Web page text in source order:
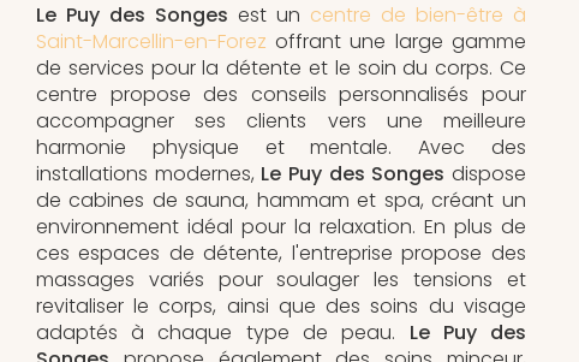
Le Puy des Songes est un centre de bien-être à
Saint-Marcellin-en-Forez offrant une large gamme
de services pour la détente et le soin du corps. Ce
centre propose des conseils personnalisés pour
accompagner ses clients vers une meilleure
harmonie physique et mentale. Avec des
installations modernes, Le Puy des Songes dispose
de cabines de sauna, hammam et spa, créant un
environnement idéal pour la relaxation. En plus de
ces espaces de détente, l'entreprise propose des
massages variés pour soulager les tensions et
revitaliser le corps, ainsi que des soins du visage
adaptés à chaque type de peau. Le Puy des